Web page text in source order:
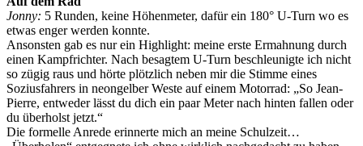
Jonny: 5 Runden, keine Höhenmeter, dafür ein 180° U-Turn wo es
etwas enger werden konnte.
Ansonsten gab es nur ein Highlight: meine erste Ermahnung durch
einen Kampfrichter. Nach besagtem U-Turn beschleunigte ich nicht
so zügig raus und hörte plötzlich neben mir die Stimme eines
Soziusfahrers in neongelber Weste auf einem Motorrad: „So Jean-
Pierre, entweder lässt du dich ein paar Meter nach hinten fallen oder
du überholst jetzt.“
Die formelle Anrede erinnerte mich an meine Schulzeit…